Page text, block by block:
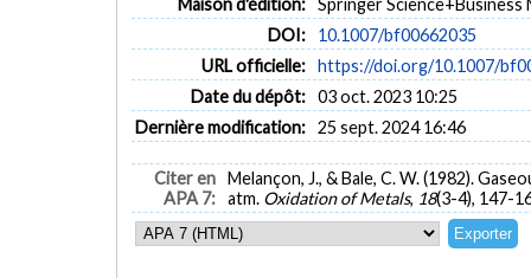
Maison d'édition: Springer Science+Business
DOI:
10.1007/bf00662035
URL officielle: https://doi.org/10.1007/
Date du dépôt: 03 oct. 2023 10:25
Dernière modification: 25 sept. 2024 16:46
Citer en
APA 7:
Melançon, J., & Bale, C. W. (1982).
atm. Oxidation of Metals, 18(3-4), 147-